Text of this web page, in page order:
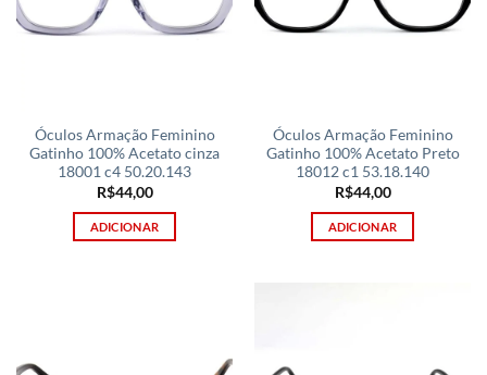
Óculos Armação Feminino
Gatinho 100% Acetato cinza
18001 c4 50.20.143
R$44,00
ADICIONAR
Óculos Armação Feminino
Gatinho 100% Acetato Preto
18012 c1 53.18.140
R$44,00
ADICIONAR